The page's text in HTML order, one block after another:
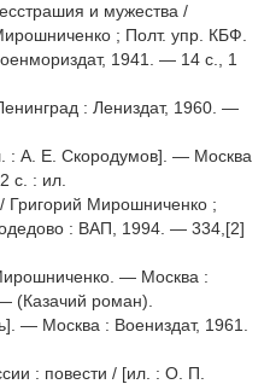
и мужества /
; Полт. упр. КБФ.
1941. — 14 с., 1
: Лениздат, 1960. —
: А. Е. Скородумов]. — Москва
с. : ил.
Григорий Мирошниченко ;
: ВАП, 1994. — 334,[2]
— Москва :
(Казачий роман).
— Москва : Воениздат, 1961.
: повести / [ил. : О. П.